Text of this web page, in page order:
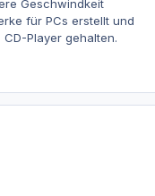
Geschwindkeit
für PCs erstellt und
Player gehalten.